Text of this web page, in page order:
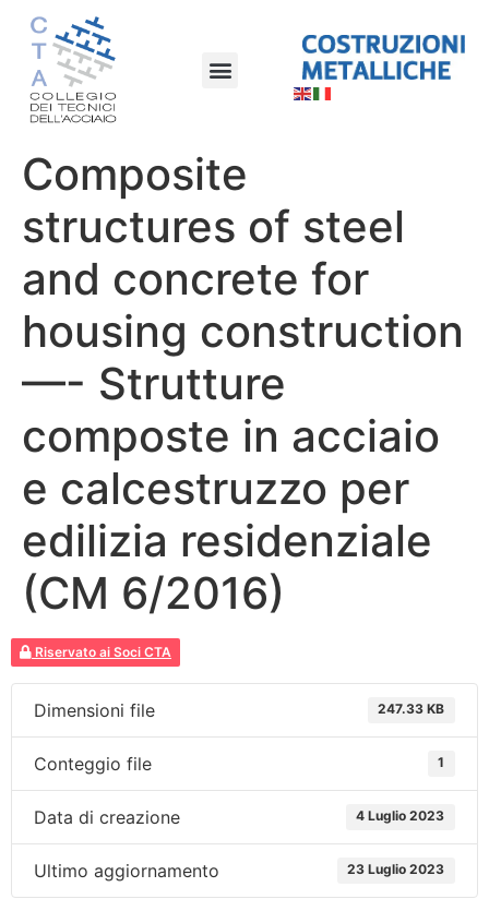
Composite
structures of steel
and concrete for
housing construction
—- Strutture
composte in acciaio
e calcestruzzo per
edilizia residenziale
(CM 6/2016)
Riservato ai Soci CTA
Dimensioni file 247.33 KB
Conteggio file 1
Data di creazione 4 Luglio 2023
Ultimo aggiornamento 23 Luglio 2023